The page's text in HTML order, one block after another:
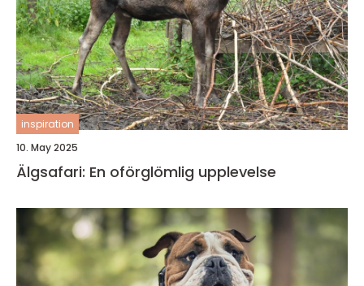
inspiration
10. May 2025
Älgsafari: En oförglömlig upplevelse